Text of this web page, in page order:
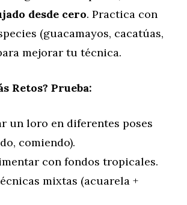
desde cero. Practica con
(guacamayos, cacatúas,
mejorar tu técnica.
Retos? Prueba:
un loro en diferentes poses
comiendo).
con fondos tropicales.
mixtas (acuarela +